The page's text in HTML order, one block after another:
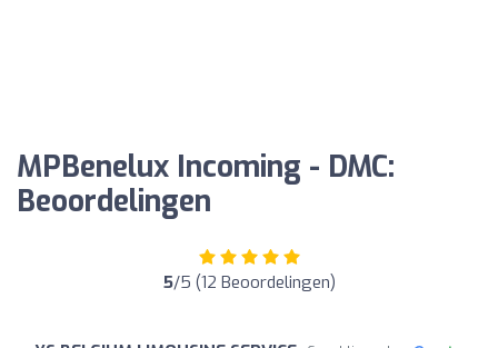
MPBenelux Incoming - DMC:
Beoordelingen
5/5 (12 Beoordelingen)